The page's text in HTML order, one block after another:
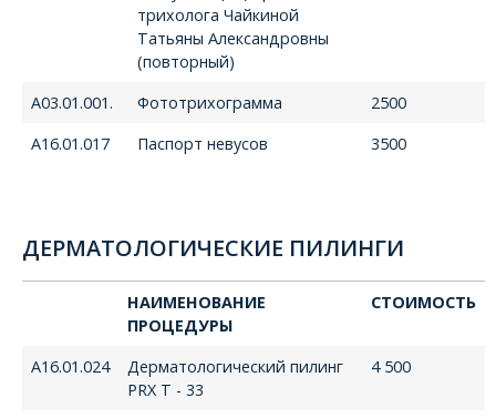
трихолога Чайкиной
Татьяны Александровны
(повторный)
A03.01.001. Фототрихограмма
2500
A16.01.017
Паспорт невусов 3500
ДЕРМАТОЛОГИЧЕСКИЕ ПИЛИНГИ
НАИМЕНОВАНИЕ
ПРОЦЕДУРЫ
СТОИМОСТЬ
А16.01.024
Дерматологический пилинг
PRX T - 33
4 500